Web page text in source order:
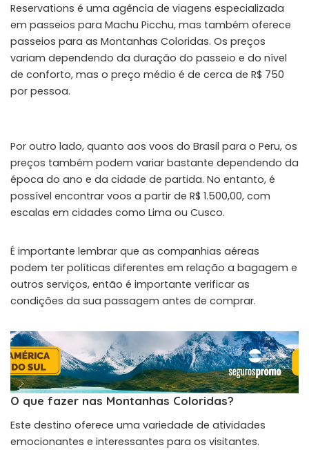
Reservations é uma agência de viagens especializada
em passeios para Machu Picchu, mas também oferece
passeios para as Montanhas Coloridas. Os preços
variam dependendo da duração do passeio e do nível
de conforto, mas o preço médio é de cerca de R$ 750
por pessoa.
Por outro lado, quanto aos voos do Brasil para o Peru, os
preços também podem variar bastante dependendo da
época do ano e da cidade de partida. No entanto, é
possível encontrar voos a partir de R$ 1.500,00, com
escalas em cidades como Lima ou Cusco.
É importante lembrar que as companhias aéreas
podem ter políticas diferentes em relação a bagagem e
outros serviços, então é importante verificar as
condições da sua passagem antes de comprar.
O que fazer nas Montanhas Coloridas?
Este destino oferece uma variedade de atividades
emocionantes e interessantes para os visitantes.